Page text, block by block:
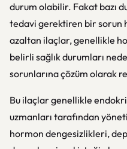
durum olabilir. Fakat bazı
tedavi gerektiren bir sorun
azaltan ilaçlar, genellikle
belirli sağlık durumları
sorunlarına çözüm olarak
Bu ilaçlar genellikle
uzmanları tarafından
hormon dengesizlikleri,